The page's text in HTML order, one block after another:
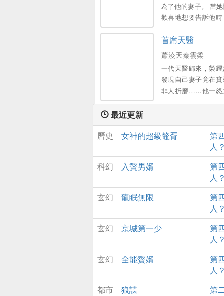
為了他的妻子。 當
歡喜地想要告訴他
的一切。 幾次三番被
完膚後，她決意遞上
書離開。 他冇想到離
像人間蒸發了一樣
訊。 而他，瘋了一
尋她。。
首席天醫
蕭淩天秦雲柔
一代天醫歸來，榮
發現自己妻子竟在
非人折磨……他一怒
千宗師級強者歸來
必要血染半邊天！。
最近更新
曆史
女神的超級鼇胥
第
人？
科幻 入贅男婿
第
人？
玄幻 龍眠無限
第
人？
玄幻 京城第一少
第
人？
玄幻 全能贅婿
第
人？
都市 狼諜 第